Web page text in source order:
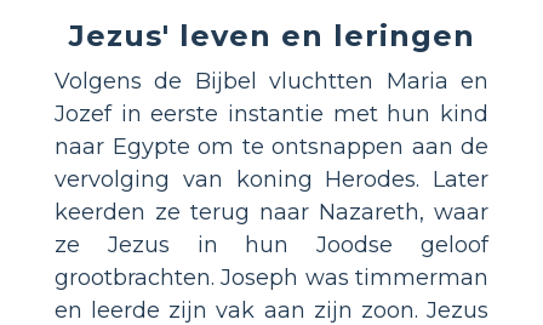
Jezus' leven en leringen
Volgens de Bijbel vluchtten Maria en
Jozef in eerste instantie met hun kind
naar Egypte om te ontsnappen aan de
vervolging van koning Herodes. Later
keerden ze terug naar Nazareth, waar
ze Jezus in hun Joodse geloof
grootbrachten. Joseph was timmerman
en leerde zijn vak aan zijn zoon. Jezus